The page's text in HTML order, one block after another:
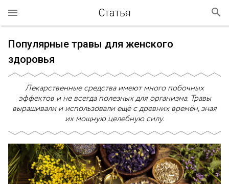
Статья
Популярные травы для женского
здоровья
Лекарственные средства имеют много побочных
эффектов и не всегда полезных для организма. Травы
выращивали и использовали ещё с древних времён, зная
их мощную целебную силу.